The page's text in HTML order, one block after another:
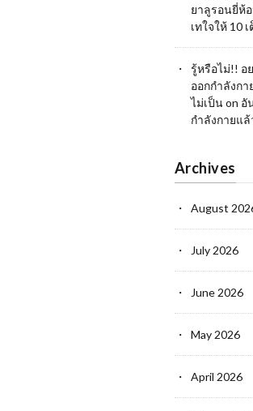
ยาลูรอนยี่ห้
เทใจให้ 10 เ
รู้หรือไม่!! อ
ออกกำลังก
ไม่เป็นon อั
กำลังกายแ
Archives
August
July 2026
June 2026
May 2026
April 2026